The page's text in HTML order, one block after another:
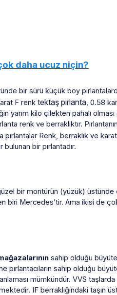
daha ucuz niçin?
bir sürü küçük boy
F renk tektaş pırlanta, 0.58
yarım kilo çilekten pahalı
renk ve berraklıktır.
Renk, berraklık ve
bir pırlantadır.
bir montürün (yüzük)
Mercedes’tir. Ama ikisi de
sahip olduğu
sahip olduğu
mümkündür. VVS
IF berraklığındaki taşın